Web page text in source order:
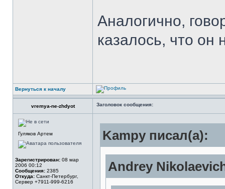
Аналогично,
казалось, что он
Вернуться к началу
vremya-ne-zhdyot Заголовок сообщения:
Гуляков Артем
Зарегистрирован: 08 мар
2006 00:12
Сообщения: 2385
Откуда: Санкт-Петербург,
Сервер +7911-999-6216
Kampy писал(а):
Andrey